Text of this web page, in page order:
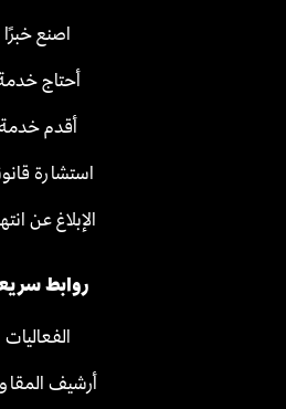
اصنع خبرًا
أحتاج
أقدم
استشارة
الإبلاغ عن
روابط
الفعاليات
أرشيف